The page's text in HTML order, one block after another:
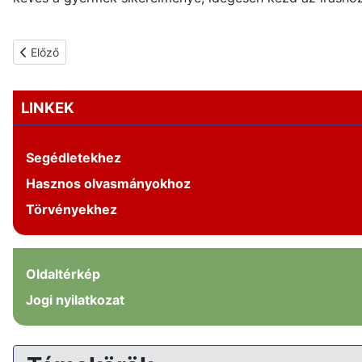
LINKEK
Segédletekhez
Hasznos olvasmányokhoz
Törvényekhez
Oldaltérkép
Jogi nyilatkozat
Előző cikk: BÁNFALVY CSABA A fogyatékos emberek iskolai
Előző